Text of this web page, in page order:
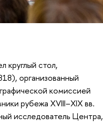
круглый стол,
организованный
комиссией
рубежа XVIII–XIX вв.
исследователь Центра,